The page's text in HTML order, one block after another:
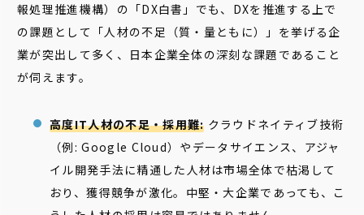
報処理推進機構）の「DX白書」でも、DXを推進する上で
の課題として「人材の不足（質・量ともに）」を挙げる企
業が突出して多く、日本企業全体の深刻な課題であること
が伺えます。
高度IT人材の不足・採用難: クラウドネイティブ技術
（例: Google Cloud）やデータサイエンス、アジャ
イル開発手法に精通した人材は市場全体で枯渇して
おり、獲得競争が激化。中堅・大企業であっても、こ